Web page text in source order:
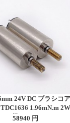
24V DC ブラシコ
1.96mN.m
径 1.5mm
58940 円